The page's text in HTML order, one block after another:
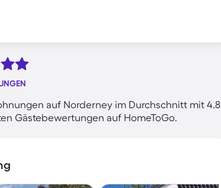
auf Norderney im Durchschnitt mit 4.8
Gästebewertungen auf HomeToGo.